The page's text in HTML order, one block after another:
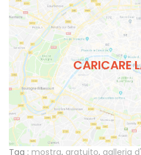
CARICARE
Tag : mostra, gratuito, galleria